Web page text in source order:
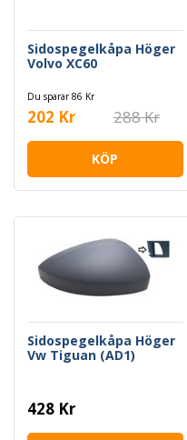
Sidospegelkåpa Höger
Volvo XC60
Du sparar 86 Kr
202 Kr 288 Kr
KÖP
Sidospegelkåpa Höger
Vw Tiguan (AD1)
428 Kr